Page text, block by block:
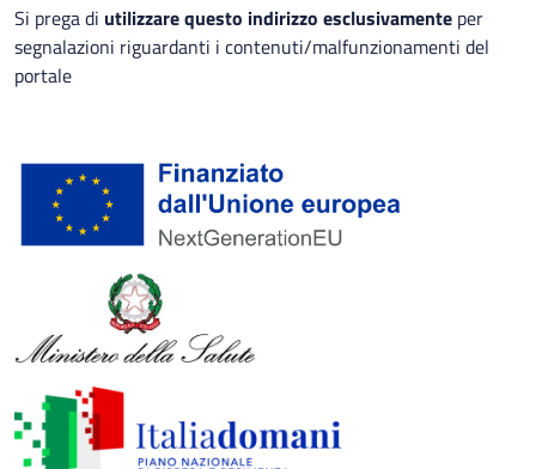
Si prega di utilizzare questo indirizzo esclusivamente per
segnalazioni riguardanti i contenuti/malfunzionamenti del
portale